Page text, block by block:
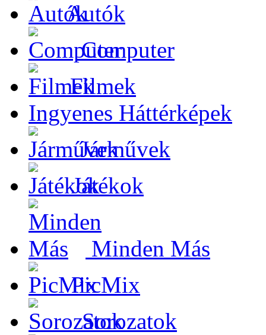
Autók
Computer
Filmek
Ingyenes Háttérképek
Járművek
Játékok
Minden Más
PicMix
Sorozatok